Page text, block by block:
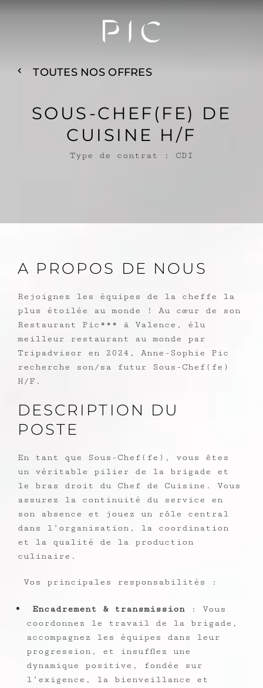
TOUTES NOS OFFRES
SOUS-CHEF(FE) DE
CUISINE H/F
Type de contrat : CDI
A PROPOS DE NOUS
Rejoignez les équipes de la cheffe la
plus étoilée au monde ! Au cœur de son
Restaurant Pic*** à Valence, élu
meilleur restaurant au monde par
Tripadvisor en 2024, Anne-Sophie Pic
recherche son/sa futur Sous-Chef(fe)
H/F.
DESCRIPTION DU
POSTE
En tant que Sous-Chef(fe), vous êtes
un véritable pilier de la brigade et
le bras droit du Chef de Cuisine. Vous
assurez la continuité du service en
son absence et jouez un rôle central
dans l’organisation, la coordination
et la qualité de la production
culinaire.
Vos principales responsabilités :
Encadrement & transmission: Vous
coordonnez le travail de la brigade,
accompagnez les équipes dans leur
progression, et insufflez une
dynamique positive, fondée sur
l’exigence, la bienveillance et